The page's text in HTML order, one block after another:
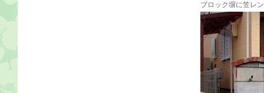
ブロック塀に笠レ